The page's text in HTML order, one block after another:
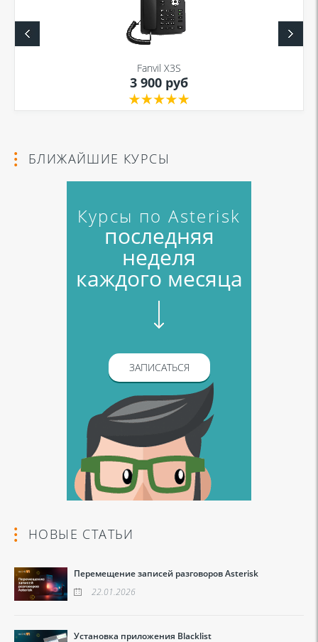
Я даю согласие на обработку моих персональных данных для связи
Политикой в отношении обработки персональных
Политикой конфиденциальности
Я даю согласие на обработку моих персональных данных для связи
Политикой в отношении обработки персональных
Fanvil X3S
3 900 руб
БЛИЖАЙШИЕ КУРСЫ
Курсы по Asterisk
последняя
неделя
каждого месяца
ЗАПИСАТЬСЯ
НОВЫЕ СТАТЬИ
Перемещение записей разговоров Asterisk
22.01.2026
Установка приложения Blacklist